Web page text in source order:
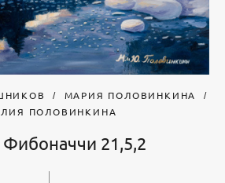
МАРИЯ ПОЛОВИНКИНА
ПОЛОВИНКИНА
Фибоначчи 21,5,2